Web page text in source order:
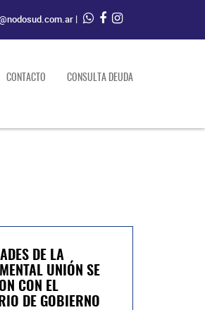
|
CONTACTO CONSULTA DEUDA
DE LA
UNIÓN SE
CON EL
DE GOBIERNO